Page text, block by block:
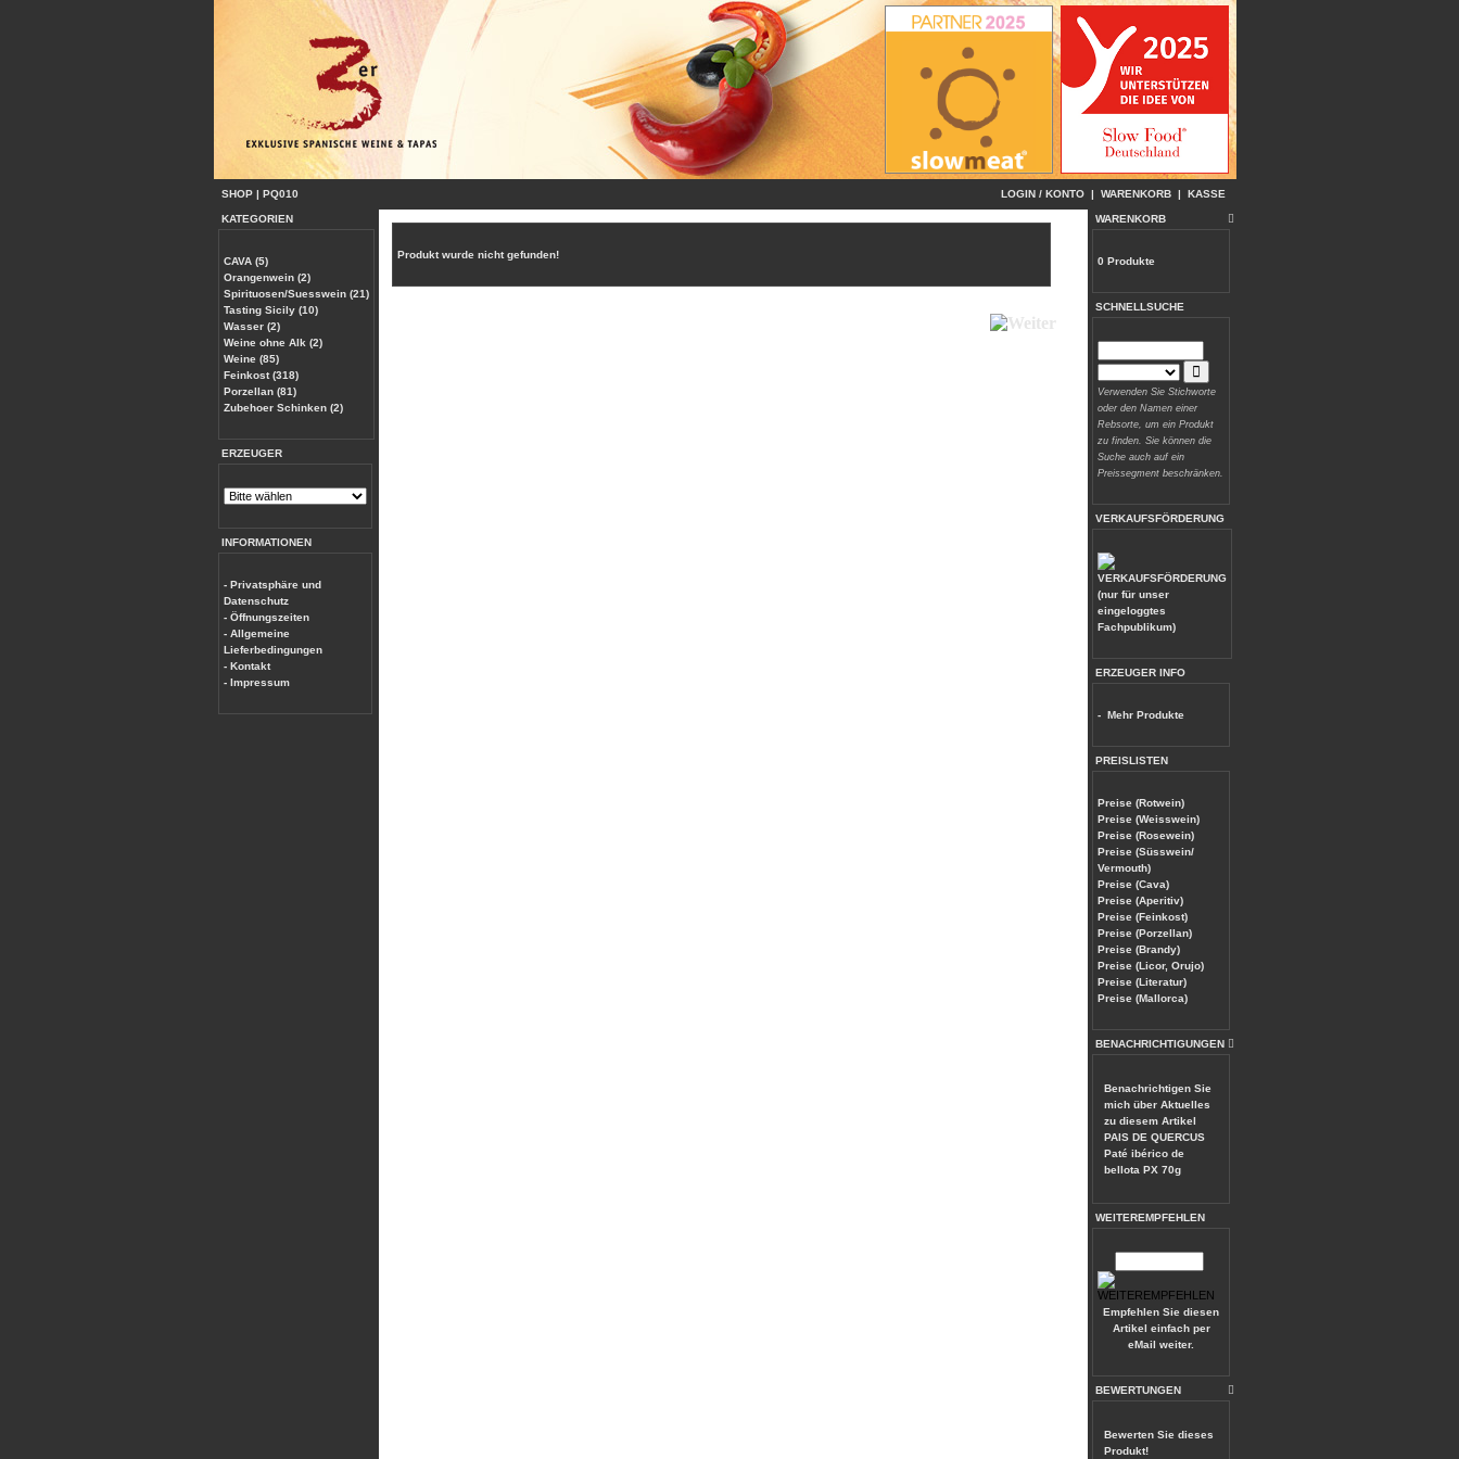
SHOP | PQ010 LOGIN / KONTO | WARENKORB | KASSE
KATEGORIEN
CAVA (5)
Orangenwein (2)
Spirituosen/Suesswein (21)
Tasting Sicily (10)
Wasser (2)
Weine ohne Alk (2)
Weine (85)
Feinkost (318)
Porzellan (81)
Zubehoer Schinken (2)
ERZEUGER
INFORMATIONEN
- Privatsphäre und
Datenschutz
- Öffnungszeiten
- Allgemeine
Lieferbedingungen
- Kontakt
- Impressum
Produkt wurde nicht gefunden!
WARENKORB
0 Produkte
SCHNELLSUCHE
Verwenden Sie Stichworte
oder den Namen einer
Rebsorte, um ein Produkt
zu finden. Sie können die
Suche auch auf ein
Preissegment beschränken.
VERKAUFSFÖRDERUNG
(nur für unser
eingeloggtes
Fachpublikum)
ERZEUGER INFO
- Mehr Produkte
PREISLISTEN
Preise (Rotwein)
Preise (Weisswein)
Preise (Rosewein)
Preise (Süsswein/
Vermouth)
Preise (Cava)
Preise (Aperitiv)
Preise (Feinkost)
Preise (Porzellan)
Preise (Brandy)
Preise (Licor, Orujo)
Preise (Literatur)
Preise (Mallorca)
BENACHRICHTIGUNGEN
Benachrichtigen Sie
mich über Aktuelles
zu diesem Artikel
PAIS DE QUERCUS
Paté ibérico de
bellota PX 70g
WEITEREMPFEHLEN
Empfehlen Sie diesen
Artikel einfach per
eMail weiter.
BEWERTUNGEN
Bewerten Sie dieses
Produkt!